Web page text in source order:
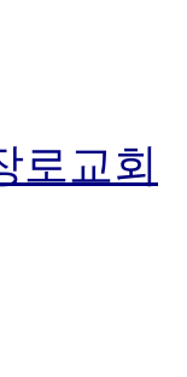
로교회